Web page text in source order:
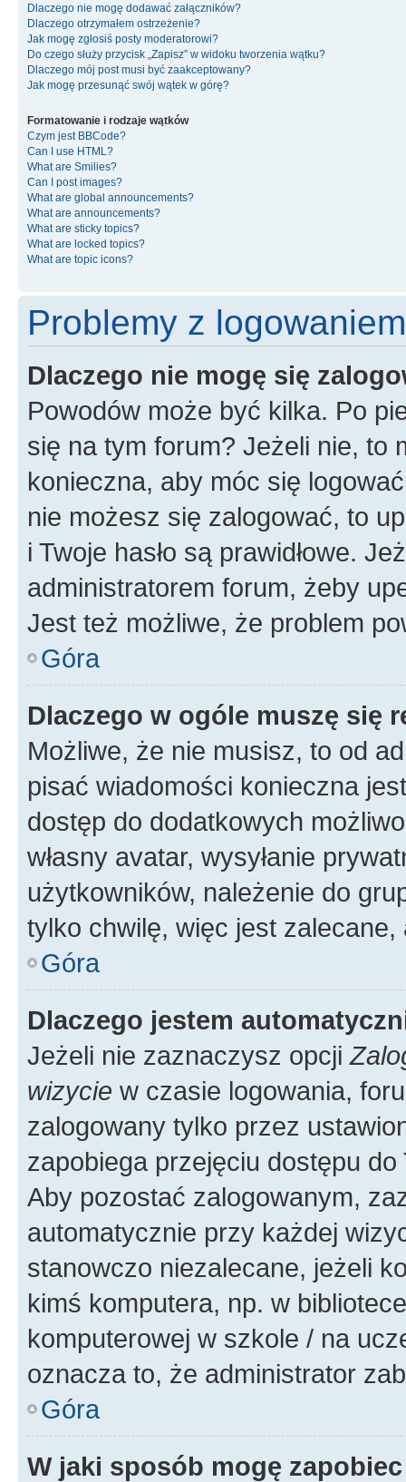
Dlaczego nie mogę dodawać załączników?
Dlaczego otrzymałem ostrzeżenie?
Jak mogę zgłosiś posty moderatorowi?
Do czego służy przycisk „Zapisz” w widoku tworzenia wątku?
Dlaczego mój post musi być zaakceptowany?
Jak mogę przesunąć swój wątek w górę?
Formatowanie i rodzaje wątków
Czym jest BBCode?
Can I use HTML?
What are Smilies?
Can I post images?
What are global announcements?
What are announcements?
What are sticky topics?
What are locked topics?
What are topic icons?
Problemy z
Dlaczego nie mogę się
Powodów może być kilka. Po
się na tym forum? Jeżeli nie, to
konieczna, aby móc się
nie możesz się zalogować, to
i Twoje hasło są prawidłowe.
administratorem forum, żeby
Jest też możliwe, że problem
Góra
Dlaczego w ogóle muszę się
Możliwe, że nie musisz, to od
pisać wiadomości konieczna
dostęp do dodatkowych
własny avatar, wysyłanie
użytkowników, należenie do
tylko chwilę, więc jest zalecane,
Góra
Dlaczego jestem
Jeżeli nie zaznaczysz opcji
wizycie w czasie logowania,
zalogowany tylko przez
zapobiega przejęciu dostępu
Aby pozostać zalogowanym,
automatycznie przy każdej
stanowczo niezalecane, jeżeli
kimś komputera, np. w
komputerowej w szkole / na
oznacza to, że administrator
Góra
W jaki sposób mogę